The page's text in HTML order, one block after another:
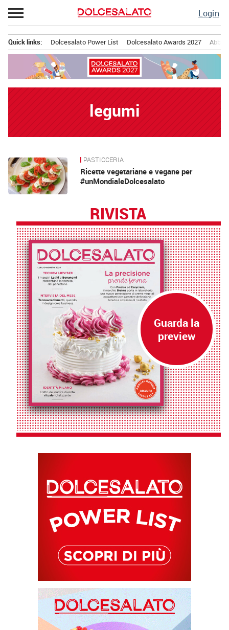
Passa
al
Login
principale
Quick links: Dolcesalato Power List Dolcesalato Awards 2027
legumi
News PASTICCERIA
Ricette vegetariane e vegane per
#unMondialeDolcesalato
RIVISTA